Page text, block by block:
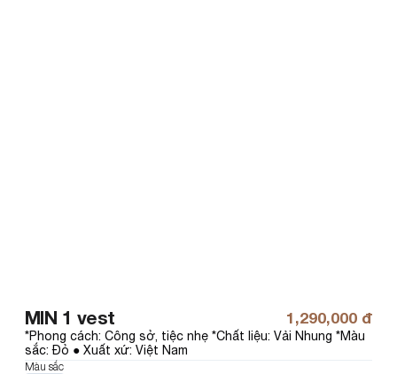
MIN 1 vest 1,290,000 đ
*Phong cách: Công sở, tiệc nhẹ *Chất liệu: Vải Nhung *Màu
sắc: Đỏ ● Xuất xứ: Việt Nam
Màu sắc